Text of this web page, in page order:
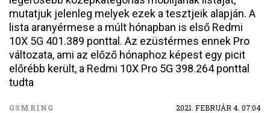
mutatjuk jelenleg melyek ezek a tesztjeik alapján. A
lista aranyérmese a múlt hónapban is első Redmi
10X 5G 401.389 ponttal. Az ezüstérmes ennek Pro
változata, ami az előző hónaphoz képest egy picit
előrébb került, a Redmi 10X Pro 5G 398.264 ponttal
tudta
GSMRING 2021. FEBRUÁR 4. 07:04